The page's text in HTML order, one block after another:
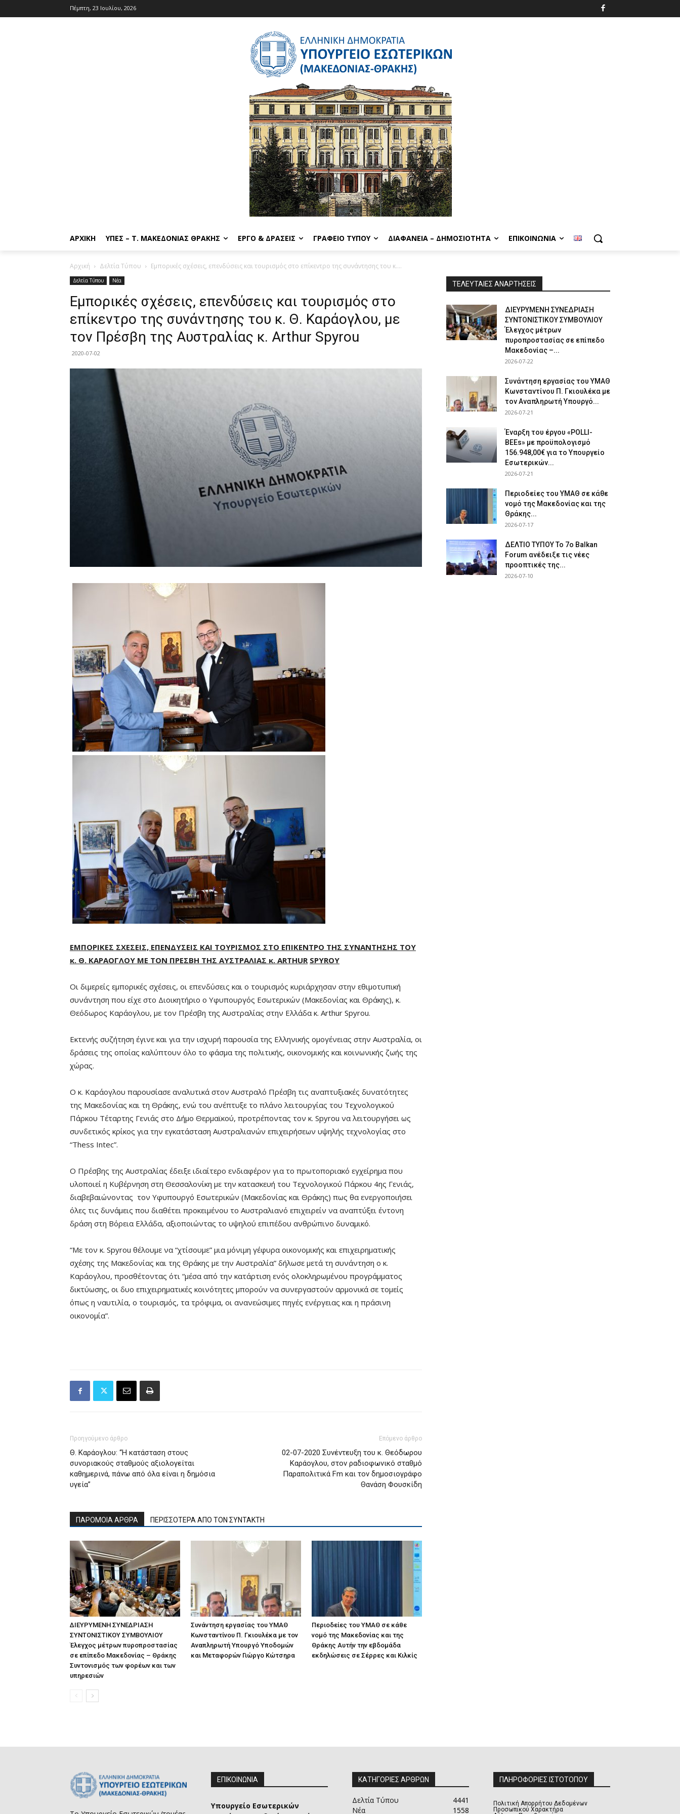
Πέμπτη, 23 Ιουλίου, 2026
ΑΡΧΙΚΉ ΥΠΕΣ – Τ. ΜΑΚΕΔΟΝΊΑΣ ΘΡΆΚΗΣ ΈΡΓΟ & ΔΡΆΣΕΙΣ ΓΡΑΦΕΊΟ ΤΎΠΟΥ ΔΙΑΦΆΝΕΙΑ – ΔΗΜΟΣΙΌΤΗΤΑ ΕΠΙΚΟΙΝΩΝΊΑ
Αρχική Δελτία Τύπου Εμπορικές σχέσεις, επενδύσεις και τουρισμός στο επίκεντρο της συνάντησης του κ....
Δελτία Τύπου Νέα
Εμπορικές σχέσεις, επενδύσεις και τουρισμός στο
επίκεντρο της συνάντησης του κ. Θ. Καράογλου, με
τον Πρέσβη της Αυστραλίας κ. Arthur Spyrou
2020-07-02
ΕΜΠΟΡΙΚΕΣ ΣΧΕΣΕΙΣ, ΕΠΕΝΔΥΣΕΙΣ ΚΑΙ ΤΟΥΡΙΣΜΟΣ ΣΤΟ ΕΠΙΚΕΝΤΡΟ ΤΗΣ ΣΥΝΑΝΤΗΣΗΣ ΤΟΥ
κ. Θ. ΚΑΡΑΟΓΛΟΥ ΜΕ ΤΟΝ ΠΡΕΣΒΗ ΤΗΣ ΑΥΣΤΡΑΛΙΑΣ κ. ARTHUR SPYROY
Οι διμερείς εμπορικές σχέσεις, οι επενδύσεις και ο τουρισμός κυριάρχησαν στην εθιμοτυπική
συνάντηση που είχε στο Διοικητήριο ο Υφυπουργός Εσωτερικών (Μακεδονίας και Θράκης), κ.
Θεόδωρος Καράογλου, με τον Πρέσβη της Αυστραλίας στην Ελλάδα κ. Arthur Spyrou.
Εκτενής συζήτηση έγινε και για την ισχυρή παρουσία της Ελληνικής ομογένειας στην Αυστραλία, οι
δράσεις της οποίας καλύπτουν όλο το φάσμα της πολιτικής, οικονομικής και κοινωνικής ζωής της
χώρας.
Ο κ. Καράογλου παρουσίασε αναλυτικά στον Αυστραλό Πρέσβη τις αναπτυξιακές δυνατότητες
της Μακεδονίας και τη Θράκης, ενώ του ανέπτυξε το πλάνο λειτουργίας του Τεχνολογικού
Πάρκου Τέταρτης Γενιάς στο Δήμο Θερμαϊκού, προτρέποντας τον κ. Spyrou να λειτουργήσει ως
συνδετικός κρίκος για την εγκατάσταση Αυστραλιανών επιχειρήσεων υψηλής τεχνολογίας στο
“Thess Intec”.
Ο Πρέσβης της Αυστραλίας έδειξε ιδιαίτερο ενδιαφέρον για το πρωτοποριακό εγχείρημα που
υλοποιεί η Κυβέρνηση στη Θεσσαλονίκη με την κατασκευή του Τεχνολογικού Πάρκου 4ης Γενιάς,
διαβεβαιώνοντας τον Υφυπουργό Εσωτερικών (Μακεδονίας και Θράκης) πως θα ενεργοποιήσει
όλες τις δυνάμεις που διαθέτει προκειμένου το Αυστραλιανό επιχειρείν να αναπτύξει έντονη
δράση στη Βόρεια Ελλάδα, αξιοποιώντας το υψηλού επιπέδου ανθρώπινο δυναμικό.
“Με τον κ. Spyrou θέλουμε να “χτίσουμε” μια μόνιμη γέφυρα οικονομικής και επιχειρηματικής
σχέσης της Μακεδονίας και της Θράκης με την Αυστραλία” δήλωσε μετά τη συνάντηση ο κ.
Καράογλου, προσθέτοντας ότι “μέσα από την κατάρτιση ενός ολοκληρωμένου προγράμματος
δικτύωσης, οι δυο επιχειρηματικές κοινότητες μπορούν να συνεργαστούν αρμονικά σε τομείς
όπως η ναυτιλία, ο τουρισμός, τα τρόφιμα, οι ανανεώσιμες πηγές ενέργειας και η πράσινη
οικονομία”.
Προηγούμενο άρθρο
Θ. Καράογλου: “Η κατάσταση στους
συνοριακούς σταθμούς αξιολογείται
καθημερινά, πάνω από όλα είναι η δημόσια
υγεία”
Επόμενο άρθρο
02-07-2020 Συνέντευξη του κ. Θεόδωρου
Καράογλου, στον ραδιοφωνικό σταθμό
Παραπολιτικά Fm και τον δημοσιογράφο
Θανάση Φουσκίδη
ΠΑΡΟΜΟΙΑ ΑΡΘΡΑ ΠΕΡΙΣΣΟΤΕΡΑ ΑΠΟ ΤΟΝ ΣΥΝΤΑΚΤΗ
ΔΙΕΥΡΥΜΕΝΗ ΣΥΝΕΔΡΙΑΣΗ
ΣΥΝΤΟΝΙΣΤΙΚΟΥ ΣΥΜΒΟΥΛΙΟΥ
Έλεγχος μέτρων πυροπροστασίας
σε επίπεδο Μακεδονίας – Θράκης
Συντονισμός των φορέων και των
υπηρεσιών
Συνάντηση εργασίας του ΥΜΑΘ
Κωνσταντίνου Π. Γκιουλέκα με τον
Αναπληρωτή Υπουργό Υποδομών
και Μεταφορών Γιώργο Κώτσηρα
Περιοδείες του ΥΜΑΘ σε κάθε
νομό της Μακεδονίας και της
Θράκης Αυτήν την εβδομάδα
εκδηλώσεις σε Σέρρες και Κιλκίς
ΤΕΛΕΥΤΑΙΕΣ ΑΝΑΡΤΗΣΕΙΣ
ΔΙΕΥΡΥΜΕΝΗ ΣΥΝΕΔΡΙΑΣΗ
ΣΥΝΤΟΝΙΣΤΙΚΟΥ ΣΥΜΒΟΥΛΙΟΥ
Έλεγχος μέτρων
πυροπροστασίας σε επίπεδο
Μακεδονίας –...
2026-07-22
Συνάντηση εργασίας του ΥΜΑΘ
Κωνσταντίνου Π. Γκιουλέκα με
τον Αναπληρωτή Υπουργό...
2026-07-21
Έναρξη του έργου «POLLI-
BEEs» με προϋπολογισμό
156.948,00€ για το Υπουργείο
Εσωτερικών...
2026-07-21
Περιοδείες του ΥΜΑΘ σε κάθε
νομό της Μακεδονίας και της
Θράκης...
2026-07-17
ΔΕΛΤΙΟ ΤΥΠΟΥ Το 7ο Balkan
Forum ανέδειξε τις νέες
προοπτικές της...
2026-07-10
ΕΠΙΚΟΙΝΩΝΙΑ
Υπουργείο Εσωτερικών
ΚΑΤΗΓΟΡΙΕΣ ΑΡΘΡΩΝ
Δελτία Τύπου
4441
Νέα
1558
ΠΛΗΡΟΦΟΡΙΕΣ ΙΣΤΟΤΟΠΟΥ
Πολιτική Απορρήτου Δεδομένων
Προσωπικού Χαρακτήρα